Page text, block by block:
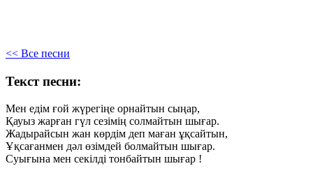
<< Все песни
Текст песни:
Мен едім ғой жүрегіңе орнайтын сыңар,
Қауыз жарған гүл сезімің солмайтын шығар.
Жадырайсын жан көрдім деп маған ұқсайтын,
Ұқсағанмен дәл өзімдей болмайтын шығар.
Суығына мен секілді тонбайтын шығар !